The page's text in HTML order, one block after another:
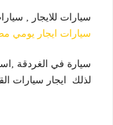
سيارات للايجار ,
سيارات ايجار يومي
سيارة في الغردقة
لذلك ايجار سيارات